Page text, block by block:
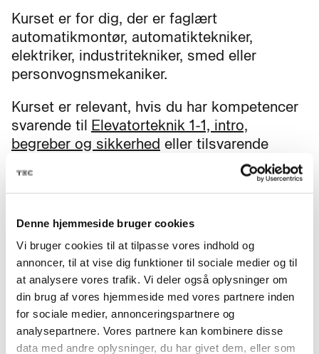
Denne hjemmeside bruger cookies
Vi bruger cookies til at tilpasse vores indhold og
annoncer, til at vise dig funktioner til sociale medier og til
at analysere vores trafik. Vi deler også oplysninger om
din brug af vores hjemmeside med vores partnere inden
for sociale medier, annonceringspartnere og
analysepartnere. Vores partnere kan kombinere disse
data med andre oplysninger, du har givet dem, eller som
Kurset er for dig, der er faglært
automatikmontør, automatiktekniker,
elektriker, industritekniker, smed eller
personvognsmekaniker.
Kurset er relevant, hvis du har kompetencer
svarende til Elevatorteknik 1-1, intro,
begreber og sikkerhed eller tilsvarende
Kurset henvender sig til dig, der arbejder
service, vedligehold og modernisering i
elevatorbranchen.
Mål